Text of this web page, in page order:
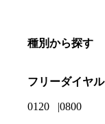
種別から探す
フリーダイヤル
0120 0800